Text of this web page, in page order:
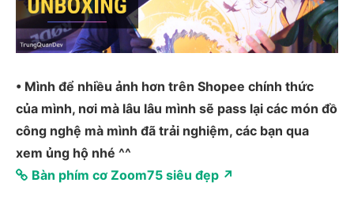
• Mình để nhiều ảnh hơn trên Shopee chính thức
của mình, nơi mà lâu lâu mình sẽ pass lại các món đồ
công nghệ mà mình đã trải nghiệm, các bạn qua
xem ủng hộ nhé ^^
Bàn phím cơ Zoom75 siêu đẹp ↗